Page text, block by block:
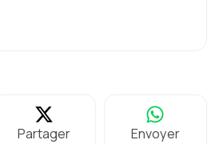
Partager Envoyer